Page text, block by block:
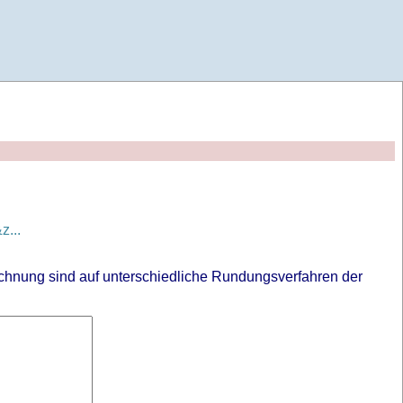
sind auf unterschiedliche Rundungsverfahren der